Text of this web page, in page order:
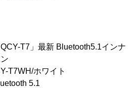
」最新 Bluetooth5.1インナ
ホワイト
5.1